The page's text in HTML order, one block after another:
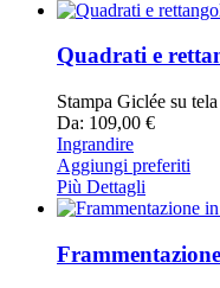
Quadrati e
Stampa Giclée su tela
Da: 109,00 €
Ingrandire
Aggiungi preferiti
Più Dettagli